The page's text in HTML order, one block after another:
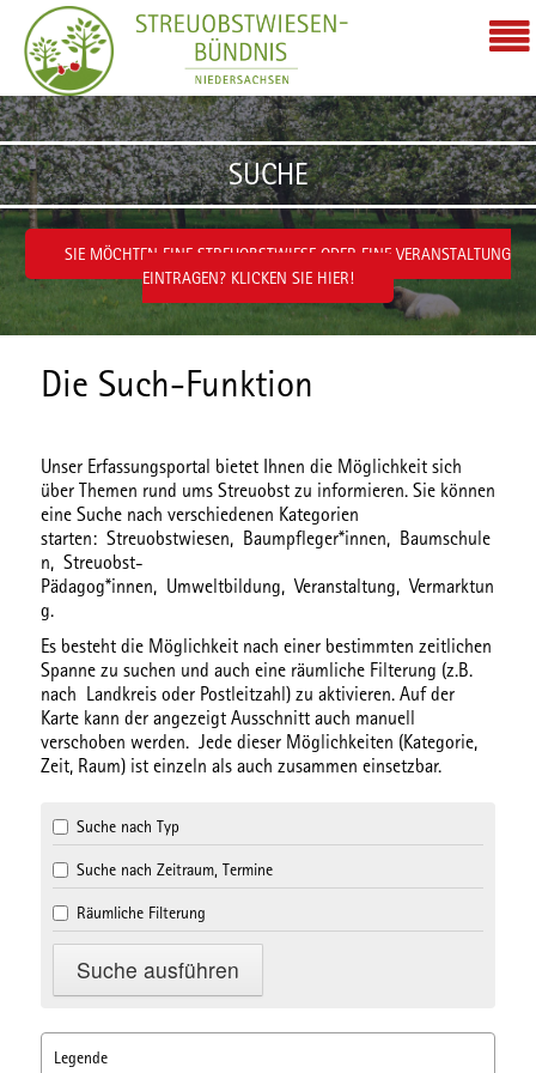
Zum Inhalt wechseln
SUCHE
SIE MÖCHTEN EINE STREUOBSTWIESE ODER EINE VERANSTALTUNG
EINTRAGEN? KLICKEN SIE HIER!
Die Such-Funktion
Unser Erfassungsportal bietet Ihnen die Möglichkeit sich
über Themen rund ums Streuobst zu informieren. Sie können
eine Suche nach verschiedenen Kategorien
starten: Streuobstwiesen, Baumpfleger*innen, Baumschule
n, Streuobst-
Pädagog*innen, Umweltbildung,Veranstaltung,Vermarktun
g.
Es besteht die Möglichkeit nach einer bestimmten zeitlichen
Spannezu suchen und auch eine räumliche Filterung (z.B.
nach Landkreis oder Postleitzahl) zu aktivieren. Auf der
Karte kann der angezeigt Ausschnitt auch manuell
verschoben werden. Jede dieser Möglichkeiten (Kategorie,
Zeit, Raum) ist einzeln als auch zusammen einsetzbar.
Suche nach Typ
Suche nach Zeitraum, Termine
Räumliche Filterung
Legende